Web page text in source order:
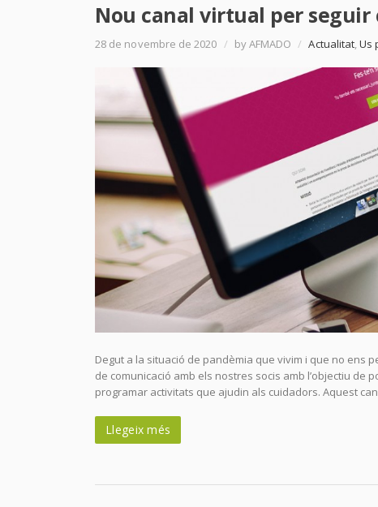
Nou canal virtual per
28 de novembre de 2020 / by AFMADO / Actualitat,Us
Degut a la situació de pandèmia que vivim i que no ens
de comunicació amb els nostres socis amb l’objectiu
programar activitats que ajudin als cuidadors. Aquest
Llegeix més